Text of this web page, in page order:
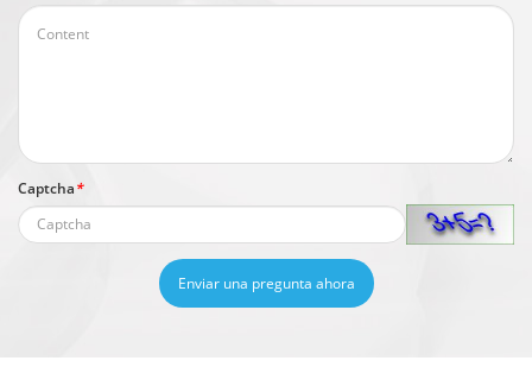
Captcha*
Enviar una pregunta ahora